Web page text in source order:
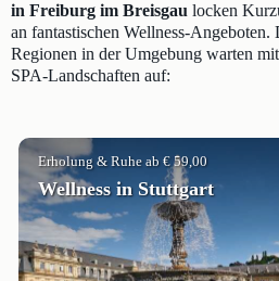
in Freiburg im Breisgau locken
an fantastischen Wellness-Angeboten.
Regionen in der Umgebung warten
SPA-Landschaften auf:
Erholung & Ruhe ab € 59,00
Wellness in Stuttgart